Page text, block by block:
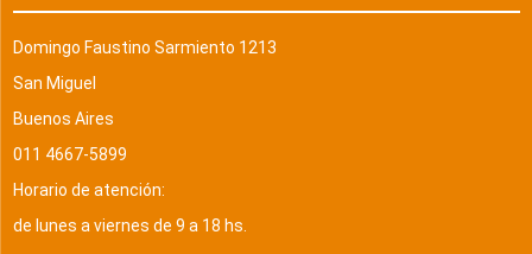
Domingo Faustino Sarmiento 1213
San Miguel
Buenos Aires
011 4667-5899
Horario de atención:
de lunes a viernes de 9 a 18 hs.